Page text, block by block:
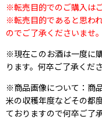
※転売目的でのご購入は
※転売目的であると思わ
のでご了承くださいませ。
※現在このお酒は一度に
ります。何卒ご了承くだ
※商品画像について：商
米の収穫年度などその都
ておりますので何卒ご了